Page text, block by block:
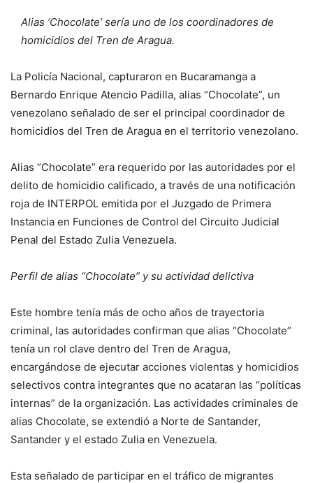
Alias ‘Chocolate’ sería uno de los coordinadores de
homicidios del Tren de Aragua.
La Policía Nacional, capturaron en Bucaramanga a
Bernardo Enrique Atencio Padilla, alias “Chocolate”, un
venezolano señalado de ser el principal coordinador de
homicidios del Tren de Aragua en el territorio venezolano.
Alias “Chocolate” era requerido por las autoridades por el
delito de homicidio calificado, a través de una notificación
roja de INTERPOL emitida por el Juzgado de Primera
Instancia en Funciones de Control del Circuito Judicial
Penal del Estado Zulia Venezuela.
Perfil de alias “Chocolate” y su actividad delictiva
Este hombre tenía más de ocho años de trayectoria
criminal, las autoridades confirman que alias “Chocolate”
tenía un rol clave dentro del Tren de Aragua,
encargándose de ejecutar acciones violentas y homicidios
selectivos contra integrantes que no acataran las “políticas
internas” de la organización. Las actividades criminales de
alias Chocolate, se extendió a Norte de Santander,
Santander y el estado Zulia en Venezuela.
Esta señalado de participar en el tráfico de migrantes